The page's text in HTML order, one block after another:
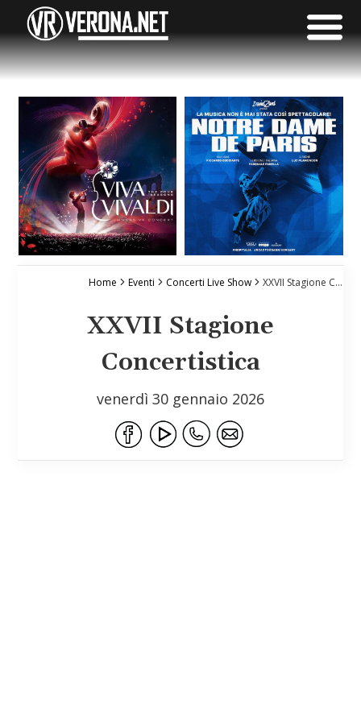
Home Eventi Concerti Live Show XXVII Stagione Concertistica
XXVII Stagione
Concertistica
venerdì 30 gennaio 2026